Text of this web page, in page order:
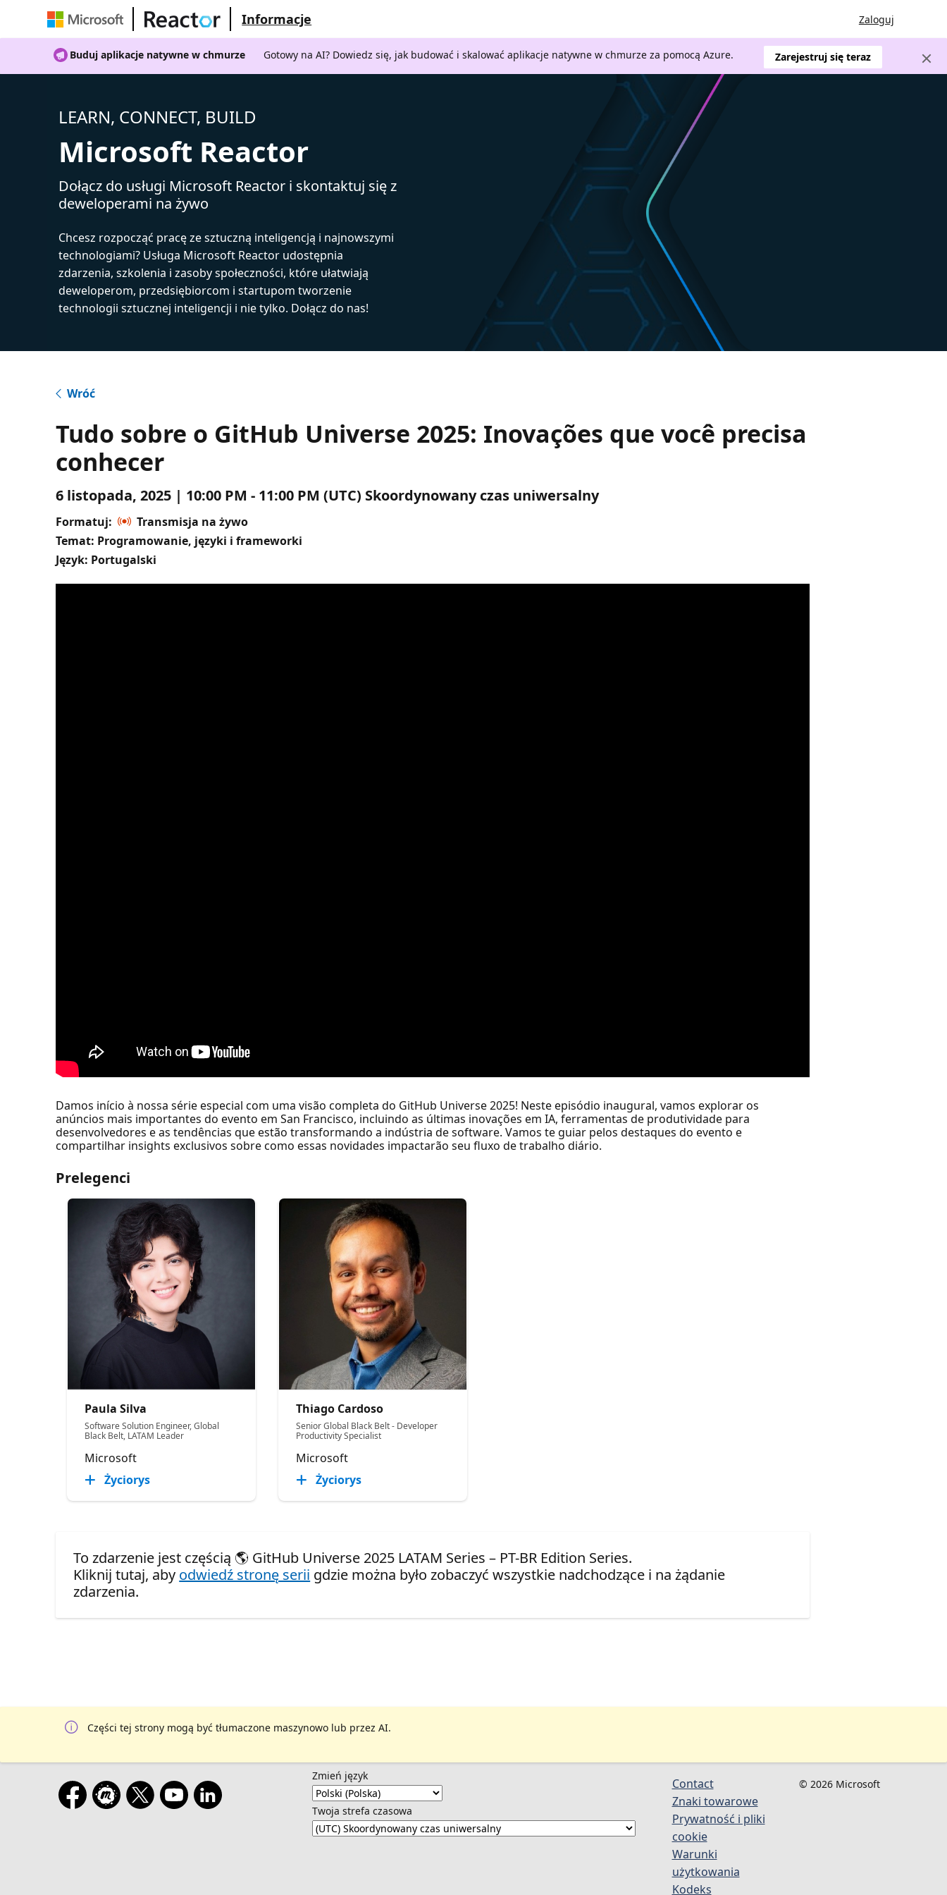
Informacje Zaloguj
Buduj aplikacje natywne w chmurze Gotowy na AI? Dowiedz się, jak budować i skalować aplikacje natywne w chmurze za pomocą Azure. Zarejestruj się teraz
LEARN, CONNECT, BUILD
Microsoft Reactor
Dołącz do usługi Microsoft Reactor i skontaktuj się z
deweloperami na żywo
Chcesz rozpocząć pracę ze sztuczną inteligencją i najnowszymi
technologiami? Usługa Microsoft Reactor udostępnia
zdarzenia, szkolenia i zasoby społeczności, które ułatwiają
deweloperom, przedsiębiorcom i startupom tworzenie
technologii sztucznej inteligencji i nie tylko. Dołącz do nas!
Wróć
Tudo sobre o GitHub Universe 2025: Inovações que você precisa
conhecer
6 listopada, 2025 | 10:00 PM - 11:00 PM (UTC) Skoordynowany czas uniwersalny
Formatuj:
Transmisja na żywo
Temat: Programowanie, języki i frameworki
Język: Portugalski
Damos início à nossa série especial com uma visão completa do GitHub Universe 2025! Neste episódio inaugural, vamos explorar os
anúncios mais importantes do evento em San Francisco, incluindo as últimas inovações em IA, ferramentas de produtividade para
desenvolvedores e as tendências que estão transformando a indústria de software. Vamos te guiar pelos destaques do evento e
compartilhar insights exclusivos sobre como essas novidades impactarão seu fluxo de trabalho diário.
Prelegenci
Paula Silva
Software Solution Engineer, Global
Black Belt, LATAM Leader
Microsoft
Życiorys
Thiago Cardoso
Senior Global Black Belt - Developer
Productivity Specialist
Microsoft
Życiorys
To zdarzenie jest częścią 🌎 GitHub Universe 2025 LATAM Series – PT-BR Edition Series.
Kliknij tutaj, aby odwiedź stronę serii gdzie można było zobaczyć wszystkie nadchodzące i na żądanie
zdarzenia.
Części tej strony mogą być tłumaczone maszynowo lub przez AI.
Zmień język
Twoja strefa czasowa
Contact
Znaki towarowe
Prywatność i pliki
cookie
Warunki
użytkowania
Kodeks
© 2026 Microsoft